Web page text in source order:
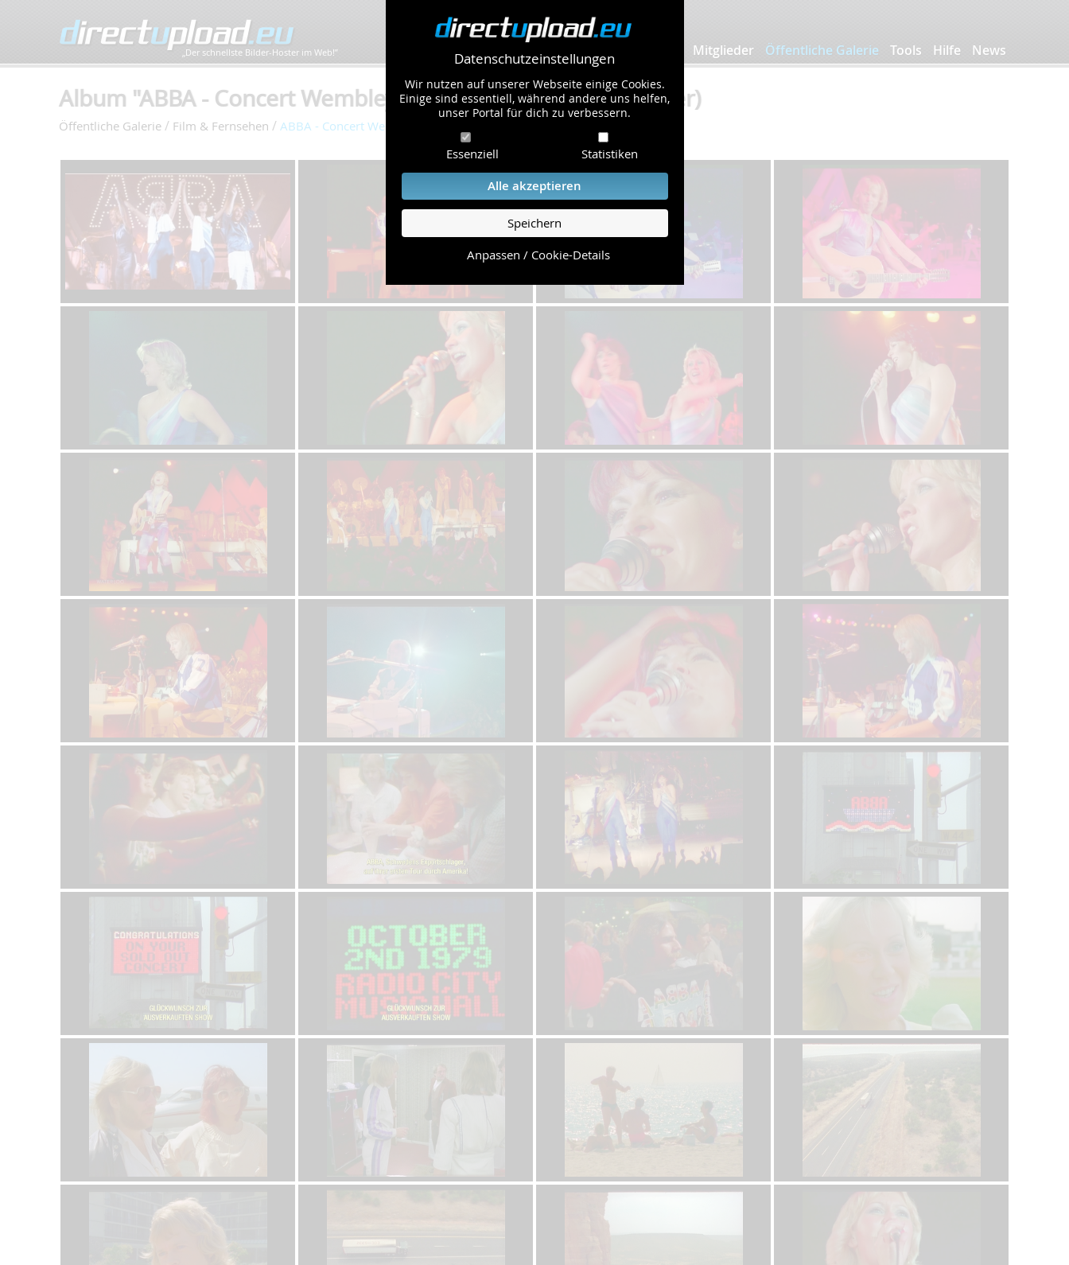
Datenschutzeinstellungen
Wir nutzen auf unserer Webseite einige Cookies.
Einige sind essentiell, während andere uns helfen,
unser Portal für dich zu verbessern.
Essenziell Statistiken
Alle akzeptieren
Speichern
Anpassen / Cookie-Details
„Der schnellste Bilder-Hoster im Web!” Mitglieder Öffentliche Galerie Tools Hilfe News
Album "ABBA - Concert Wembley 1979" von Jens65 (136 Bilder)
Öffentliche Galerie / Film & Fernsehen / ABBA - Concert Wembley 1979